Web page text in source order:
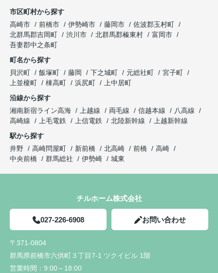
市区町村から探す
高崎市
前橋市 伊勢崎市 藤岡市
佐波郡玉村町
北群馬郡吉岡町
渋川市 北群馬郡榛東村
富岡市
吾妻郡中之条町
町名から探す
貝沢町
飯塚町 藤岡 下之城町 元総社町
宮子町
上並榎町
棟高町 浜尻町
上中居町
沿線から探す
湘南新宿ライン高海
上越線 両毛線 信越本線
八高線
高崎線
上毛電鉄 上信電鉄 北陸新幹線
上越新幹線
駅から探す
井野
高崎問屋町 新前橋 北高崎 前橋
高崎
中央前橋
群馬総社 伊勢崎 城東
チルホーム株式会社
027-226-6908 お問い合わせ
〒371-0804
群馬県前橋市六供町３丁目7-1 ツクイビル 1階
営業時間： 9:00～18:00